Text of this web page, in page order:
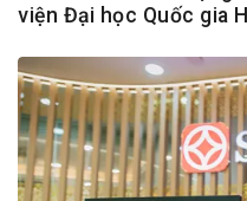
viện Đại học Quốc gia